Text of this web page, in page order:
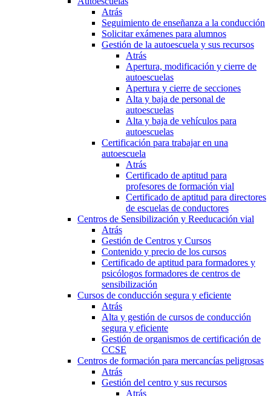
Atrás
Seguimiento de enseñanza a la conducción
Solicitar exámenes para alumnos
Gestión de la autoescuela y sus recursos
Atrás
Apertura, modificación y cierre de
autoescuelas
Apertura y cierre de secciones
Alta y baja de personal de
autoescuelas
Alta y baja de vehículos para
autoescuelas
Certificación para trabajar en una
autoescuela
Atrás
Certificado de aptitud para
profesores de formación vial
Certificado de aptitud para directores
de escuelas de conductores
Centros de Sensibilización y Reeducación vial
Atrás
Gestión de Centros y Cursos
Contenido y precio de los cursos
Certificado de aptitud para formadores y
psicólogos formadores de centros de
sensibilización
Cursos de conducción segura y eficiente
Atrás
Alta y gestión de cursos de conducción
segura y eficiente
Gestión de organismos de certificación de
CCSE
Centros de formación para mercancías peligrosas
Atrás
Gestión del centro y sus recursos
Atrás